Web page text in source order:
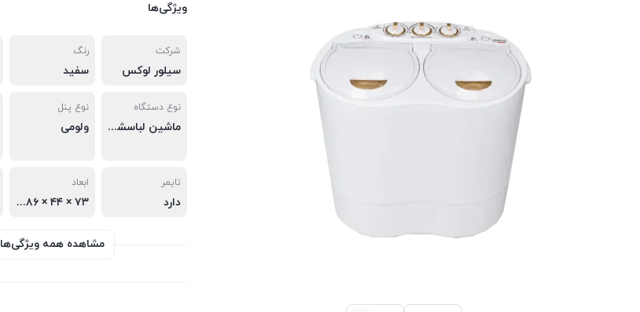
ویژگی‌ها
شرکت
سیلور لوکس
رنگ
سفید
نوع دستگاه
ماشین لباسشویی دوقلو ( نیمه اتوماتیک )
نوع پنل
ولومی
تایمر
دارد
ابعاد
۷۳ × ۴۴ × ۸۶ سانتی متر
مشاهده همه ویژگی‌ها